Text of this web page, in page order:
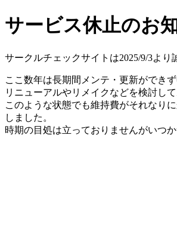
サービス休止のお
サークルチェックサイトは2025/9/3よ
ここ数年は長期間メンテ・更新ができ
リニューアルやリメイクなどを検討し
このような状態でも維持費がそれなり
しました。
時期の目処は立っておりませんがいつ